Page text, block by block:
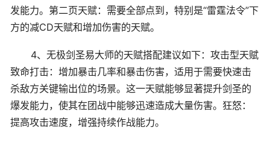
发能力。第二页天赋：需要全部点到，特别是“雷霆法令”下
方的减CD天赋和增加伤害的天赋。
4、无极剑圣易大师的天赋搭配建议如下：攻击型天赋
致命打击：增加暴击几率和暴击伤害，适用于需要快速击
杀敌方关键输出位的场景。这一天赋能够显著提升剑圣的
爆发能力，使其在团战中能够迅速造成大量伤害。狂怒：
提高攻击速度，增强持续作战能力。